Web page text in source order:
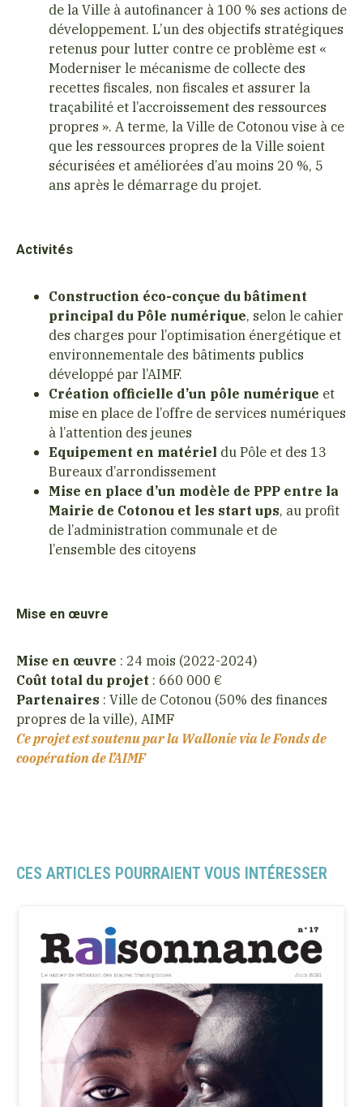
de la Ville à autofinancer à 100 % ses actions de
développement. L’un des objectifs stratégiques
retenus pour lutter contre ce problème est «
Moderniser le mécanisme de collecte des
recettes fiscales, non fiscales et assurer la
traçabilité et l’accroissement des ressources
propres ». A terme, la Ville de Cotonou vise à ce
que les ressources propres de la Ville soient
sécurisées et améliorées d’au moins 20 %, 5
ans après le démarrage du projet.
Activités
Construction éco-conçue du bâtiment
principal du Pôle numérique, selon le cahier
des charges pour l’optimisation énergétique et
environnementale des bâtiments publics
développé par l’AIMF.
Création officielle d’un pôle numérique et
mise en place de l’offre de services numériques
à l’attention des jeunes
Equipement en matériel du Pôle et des 13
Bureaux d’arrondissement
Mise en place d’un modèle de PPP entre la
Mairie de Cotonou et les start ups, au profit
de l’administration communale et de
l’ensemble des citoyens
Mise en œuvre
Mise en œuvre : 24 mois (2022-2024)
Coût total du projet : 660 000 €
Partenaires : Ville de Cotonou (50% des finances
propres de la ville), AIMF
Ce projet est soutenu par la Wallonie via le Fonds de
coopération de l’AIMF
CES ARTICLES POURRAIENT VOUS INTÉRESSER